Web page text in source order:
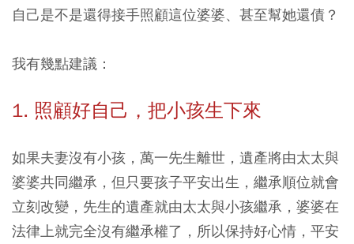
自己是不是還得接手照顧這位婆婆、甚至幫她還債？
我有幾點建議：
1. 照顧好自己，把小孩生下來
如果夫妻沒有小孩，萬一先生離世，遺產將由太太與
婆婆共同繼承，但只要孩子平安出生，繼承順位就會
立刻改變，先生的遺產就由太太與小孩繼承，婆婆在
法律上就完全沒有繼承權了，所以保持好心情，平安